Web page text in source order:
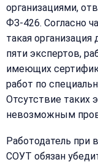
организациями,
ФЗ-426. Согласно
такая
пяти экспертов,
имеющих
работ по
Отсутствие таких
невозможным
Работодатель при
СОУТ обязан
Написать
нам
Имя:
имя
и